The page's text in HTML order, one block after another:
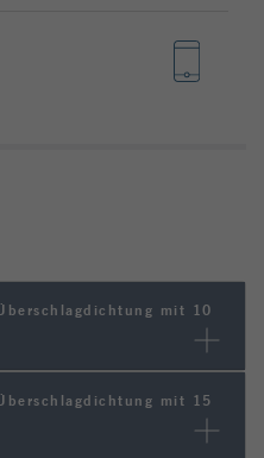
mit 10
mit 15